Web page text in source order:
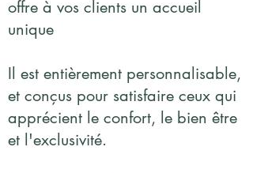
offre à vos clients un accueil
unique
Il est entièrement personnalisable,
et conçus pour satisfaire ceux qui
apprécient le confort, le bien être
et l'exclusivité.